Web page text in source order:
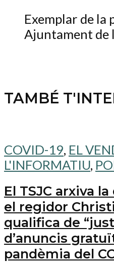
Exemplar de la
Ajuntament de
TAMBÉ
COVID-19, EL
L'INFORMATIU,
El TSJC arxiva
el regidor
qualifica de
d’anuncis
pandèmia del